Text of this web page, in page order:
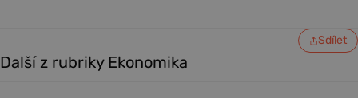
Sdílet
Další z rubriky Ekonomika